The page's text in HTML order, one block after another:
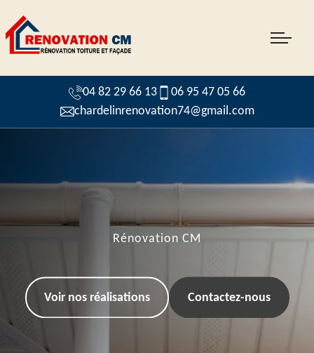
04 82 29 66 13
06 95 47 05 66
chardelinrenovation74@gmail.com
Rénovation CM
Voir nos réalisations Contactez-nous